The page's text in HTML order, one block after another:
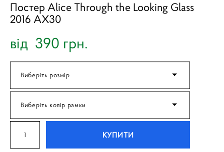
Постер Alice Through the Looking Glass
2016 AX30
від 390 грн.
Виберіть розмір
Виберіть колір рамки
КУПИТИ